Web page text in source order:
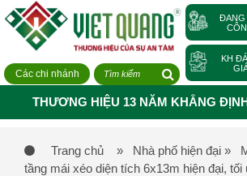
Các chi nhánh
ĐANG
KH
THƯƠNG HIỆU 13 NĂM KHẲNG
Trang chủ » Nhà phố hiện đại »
tầng mái xéo diện tích 6x13m hiện đại, tối